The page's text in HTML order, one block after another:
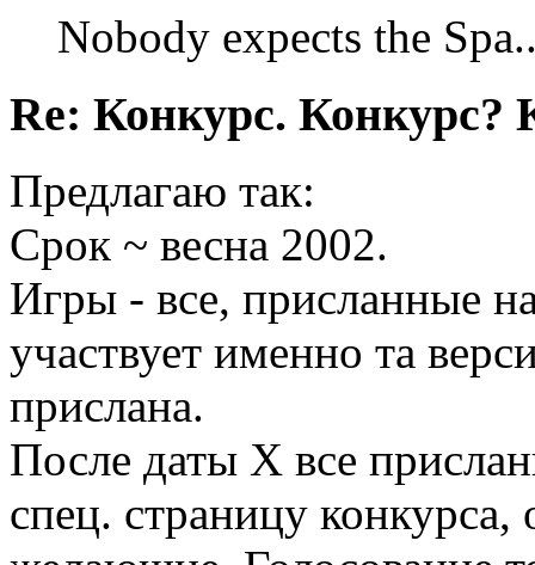
Nobody expects the
Re: Конкурс. Конкурс?
Предлагаю так:
Срок ~ весна 2002.
Игры - все, присланные
участвует именно та
прислана.
После даты X все
спец. страницу конкурса,